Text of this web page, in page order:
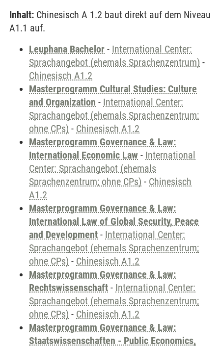
Inhalt: Chinesisch A 1.2 baut direkt auf dem Niveau
A1.1 auf.
Leuphana Bachelor - International Center:
Sprachangebot (ehemals Sprachenzentrum) -
Chinesisch A1.2
Masterprogramm Cultural Studies: Culture
and Organization - International Center:
Sprachangebot (ehemals Sprachenzentrum;
ohne CPs) - Chinesisch A1.2
Masterprogramm Governance & Law:
International Economic Law - International
Center: Sprachangebot (ehemals
Sprachenzentrum; ohne CPs) - Chinesisch
A1.2
Masterprogramm Governance & Law:
International Law of Global Security, Peace
and Development - International Center:
Sprachangebot (ehemals Sprachenzentrum;
ohne CPs) - Chinesisch A1.2
Masterprogramm Governance & Law:
Rechtswissenschaft - International Center:
Sprachangebot (ehemals Sprachenzentrum;
ohne CPs) - Chinesisch A1.2
Masterprogramm Governance & Law:
Staatswissenschaften - Public Economics,